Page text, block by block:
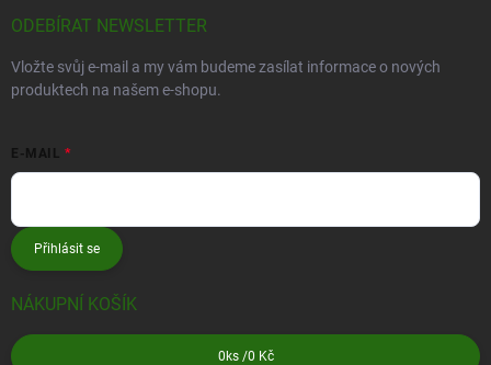
ODEBÍRAT NEWSLETTER
Vložte svůj e-mail a my vám budeme zasílat informace o nových
produktech na našem e-shopu.
E-MAIL
Přihlásit se
NÁKUPNÍ KOŠÍK
0ks /0 Kč